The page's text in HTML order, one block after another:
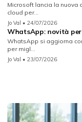
Microsoft lancia la nuova
cloud per...
Jo Val • 24/07/2026
WhatsApp: novità
WhatsApp si aggiorna
per migl...
Jo Val • 23/07/2026